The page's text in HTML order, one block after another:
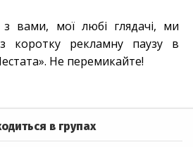
любі глядачі, ми
коротку рекламну паузу в
Не перемикайте!
в групах